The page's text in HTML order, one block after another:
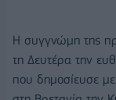
Η συγγνώμη της
τη Δευτέρα την
που δημοσίευσε με